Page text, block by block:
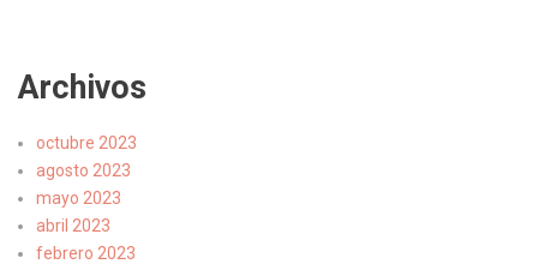
Archivos
octubre 2023
agosto 2023
mayo 2023
abril 2023
febrero 2023